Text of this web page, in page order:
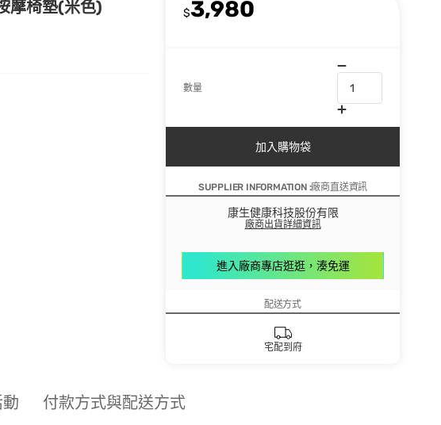
摩椅墊(米色)
$3,980
數量
加入購物袋
SUPPLIER INFORMATION :廠商直送資訊
康生健康科技股份有限
廠商出貨詳細資訊
進入廠商專店逛逛，湊免運
配送方式
宅配到府
付款方式與配送方式